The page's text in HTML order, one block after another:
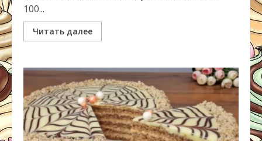
100...
Читать далее